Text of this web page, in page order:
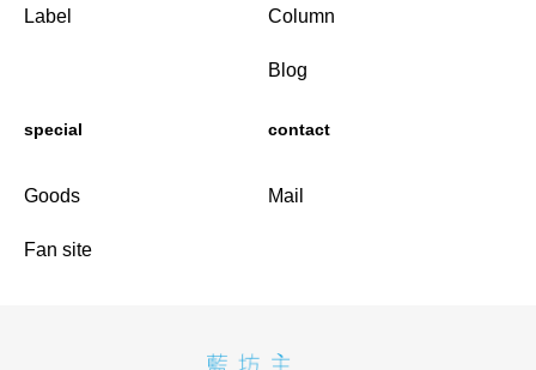
Label Column
Blog
special
Goods
Fan site
contact
Mail